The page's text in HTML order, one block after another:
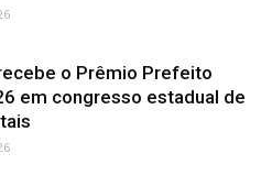
o Prêmio Prefeito
em congresso estadual de